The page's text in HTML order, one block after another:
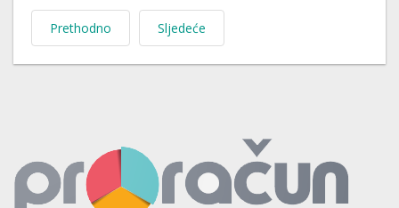
Prethodno Sljedeće